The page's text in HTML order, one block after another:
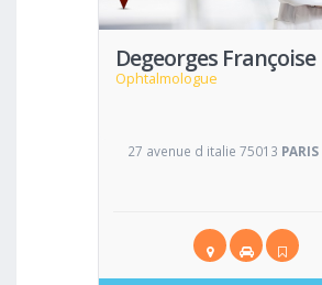
Degeorges Françoise
Ophtalmologue
27 avenue d italie 75013